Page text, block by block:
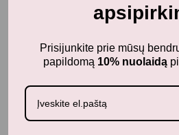
BunnyTail– vaikiškų prekių
kokybiškus ir stilingus daiktus savo
Prisijunkite prie mūsų
papildomą 10% nuolaidą